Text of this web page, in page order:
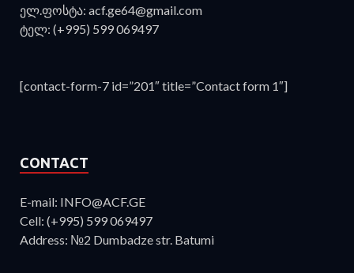
ელ.ფოსტა: acf.ge64@gmail.com
ტელ: (+995) 599 069497
[contact-form-7 id=”201″ title=”Contact form 1″]
CONTACT
E-mail: INFO@ACF.GE
Cell: (+995) 599 069497
Address: №2 Dumbadze str. Batumi